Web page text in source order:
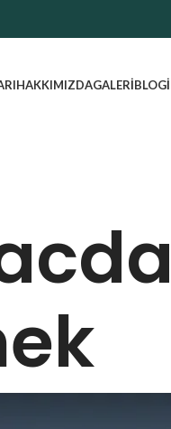
HAKKIMIZDAGALERIBLOG